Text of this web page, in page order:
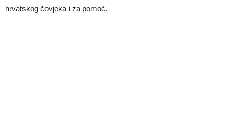
hrvatskog čovjeka i za pomoć.